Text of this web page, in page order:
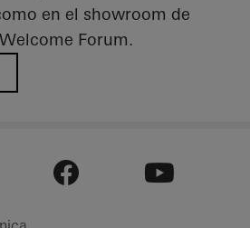
en el showroom de
Forum.